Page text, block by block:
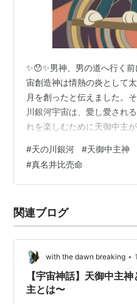
✨😯✨男神、男の道へ行く
宙創造神は情熱の炎として
月を創ったと伝えました。
川銀河宇宙は、愛し愛され
れを楽しむために天御中主
宇宙創造神の願いを具現化
なる太陽が国常立命になり
なります。人類も同様、内
肉体がその器となります。
の川銀河宇宙は、愛し愛さ
#天の川銀河 #天御中主神
#真名井比売命
関連ブログ
with the dawn breaking •
【宇宙神話】天御中主
主とは〜